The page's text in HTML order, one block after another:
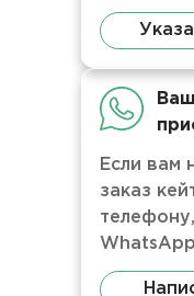
Если вам
заказ